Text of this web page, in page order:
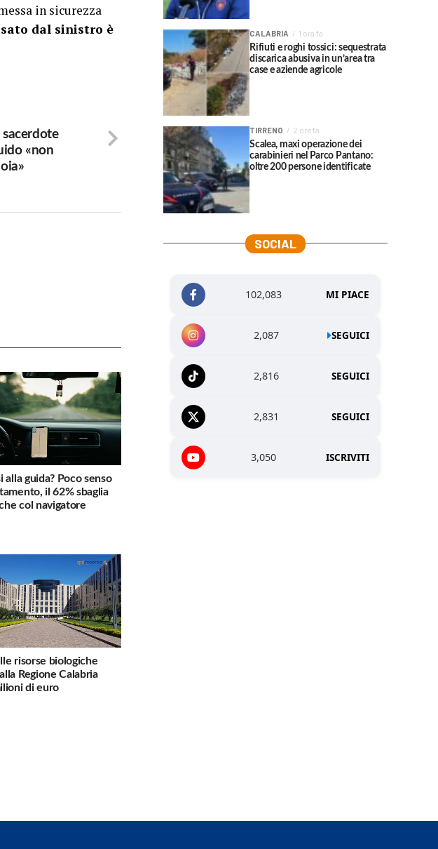
in sicurezza
dal sinistro è
«non
alla guida? Poco senso
il 62% sbaglia
col navigatore
risorse biologiche
Regione Calabria
di euro
CALABRIA 1 ora fa
Rifiuti e roghi tossici: sequestrata
discarica abusiva in un’area tra
case e aziende agricole
TIRRENO 2 ore fa
Scalea, maxi operazione dei
carabinieri nel Parco Pantano:
oltre 200 persone identificate
SOCIAL
102,083 MI PIACE
2,087 SEGUICI
2,816 SEGUICI
2,831 SEGUICI
3,050 ISCRIVITI